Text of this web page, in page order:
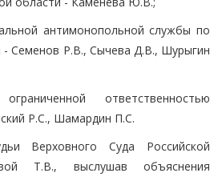
антимонопольной службы по
- Семенов Р.В., Сычева Д.В., Шурыгин
ответственностью
Р.С., Шамардин П.С.
Верховного Суда Российской
Т.В., выслушав объяснения